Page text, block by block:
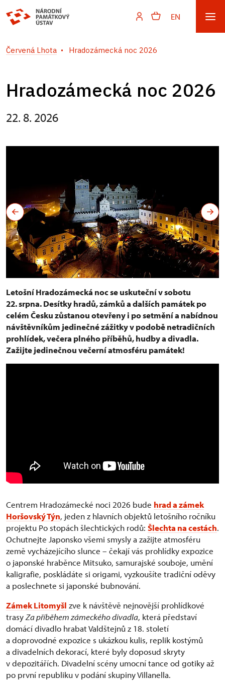
EN
Červená Lhota Hradozámecká noc 2026
Hradozámecká noc 2026
22. 8. 2026
Letošní Hradozámecká noc se uskuteční v sobotu
22. srpna. Desítky hradů, zámků a dalších památek po
celém Česku zůstanou otevřeny i po setmění a nabídnou
návštěvníkům jedinečné zážitky v podobě netradičních
prohlídek, večera plného příběhů, hudby a divadla.
Zažijte jedinečnou večerní atmosféru památek!
Centrem Hradozámecké noci 2026 bude hrad a zámek
Horšovský Týn, jeden z hlavních objektů letošního ročníku
projektu Po stopách šlechtických rodů: Šlechta na cestách.
Ochutnejte Japonsko všemi smysly a zažijte atmosféru
země vycházejícího slunce – čekají vás prohlídky expozice
o japonské hraběnce Mitsuko, samurajské souboje, umění
kaligrafie, poskládáte si origami, vyzkoušíte tradiční oděvy
a poslechnete si japonské bubnování.
Zámek Litomyšl zve k návštěvě nejnovější prohlídkové
trasyZa příběhem zámeckého divadla, která představí
domácí divadlo hrabat Valdštejnů z 18. století
a doprovodné expozice s ukázkou kulis, replik kostýmů
a divadelních dekorací, které byly doposud skryty
v depozitářích. Divadelní scény umocní tance od gotiky až
po první republiku v podání skupiny Villanella.